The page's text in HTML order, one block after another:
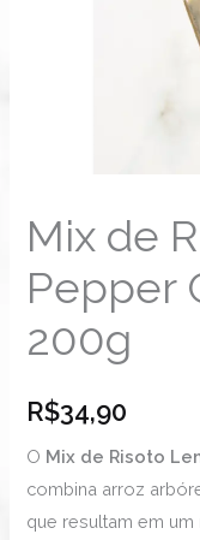
Mix de
Pepper
200g
R$34,90
O Mix de Risoto
combina arroz
que resultam em